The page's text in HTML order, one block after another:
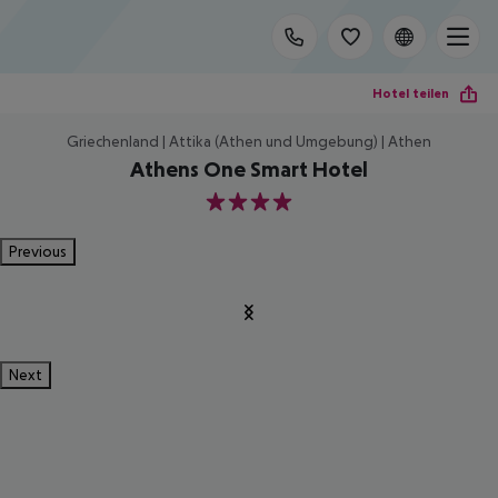
Hotel teilen
Griechenland | Attika (Athen und Umgebung) | Athen
Athens One Smart Hotel
4
Previous
Next